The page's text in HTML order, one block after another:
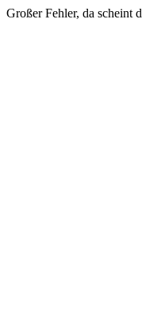
Großer Fehler, da scheint